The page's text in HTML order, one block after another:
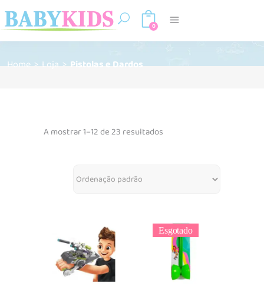
0
Home>Loja>Pistolas e Dardos
A mostrar 1–12 de 23 resultados
Adicionar
Esgotado
Ler mais